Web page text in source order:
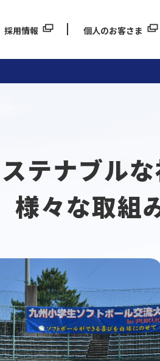
採用情報 個人のお客さま
テナブルな
様々な取組